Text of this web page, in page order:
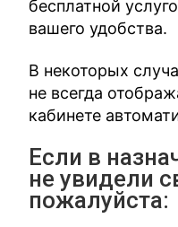
бесплатной
вашего удобства.
В некоторых
не всегда
кабинете
Если в
не увидели
пожалуйста: